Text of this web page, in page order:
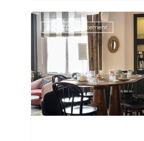
Atelier D'agencement